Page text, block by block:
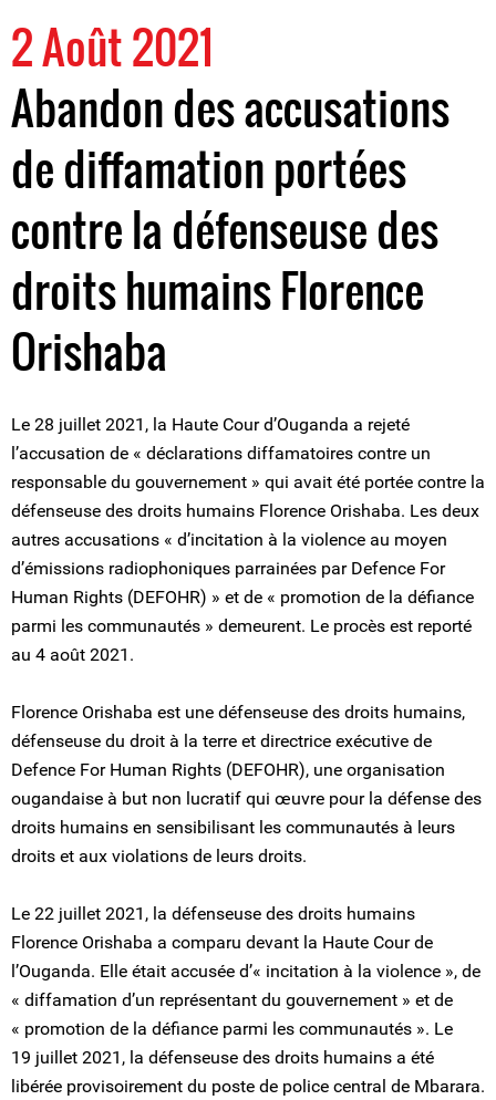
2 Août 2021
Abandon des accusations
de diffamation portées
contre la défenseuse des
droits humains Florence
Orishaba
Le 28 juillet 2021, la Haute Cour d’Ouganda a rejeté
l’accusation de « déclarations diffamatoires contre un
responsable du gouvernement » qui avait été portée contre la
défenseuse des droits humains Florence Orishaba. Les deux
autres accusations « d’incitation à la violence au moyen
d’émissions radiophoniques parrainées par Defence For
Human Rights (DEFOHR) » et de « promotion de la défiance
parmi les communautés » demeurent. Le procès est reporté
au 4 août 2021.
Florence Orishaba est une défenseuse des droits humains,
défenseuse du droit à la terre et directrice exécutive de
Defence For Human Rights (DEFOHR), une organisation
ougandaise à but non lucratif qui œuvre pour la défense des
droits humains en sensibilisant les communautés à leurs
droits et aux violations de leurs droits.
Le 22 juillet 2021, la défenseuse des droits humains
Florence Orishaba a comparu devant la Haute Cour de
l’Ouganda. Elle était accusée d’« incitation à la violence », de
« diffamation d’un représentant du gouvernement » et de
« promotion de la défiance parmi les communautés ». Le
19 juillet 2021, la défenseuse des droits humains a été
libérée provisoirement du poste de police central de Mbarara.